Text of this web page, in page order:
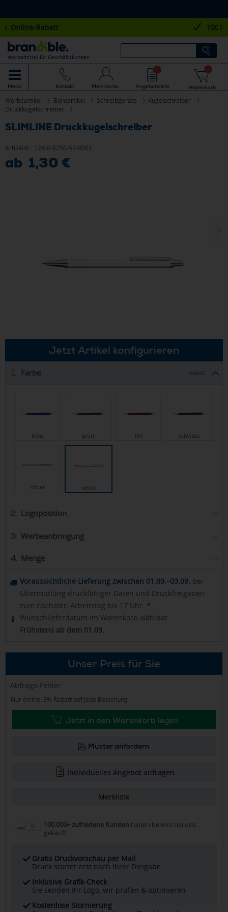
Werbemittel für Geschäftskunden
Menü Kontakt Mein Konto Angebotsliste Warenkorb
Werbeartikel Büroartikel Schreibgeräte
Kugelschreiber
Druckkugelschreiber
SLIMLINE Druckkugelschreiber
Artikelnr.: 124-0-8250-53-0001
ab 1,30 €
Jetzt Artikel konfigurieren
1. Farbe weiss
blau grün rot schwarz
silber weiss
2. Logoposition
3. Werbeanbringung
4. Menge
Voraussichtliche Lieferung zwischen 01.09.–03.09. bei
Übermittlung druckfähiger Daten und Druckfreigaben
zum nächsten Arbeitstag bis 17 Uhr. *
Wunschlieferdatum im Warenkorb wählbar.
Frühstens ab dem 01.09.
Unser Preis für Sie
Abfrage-Fehler
Nur online: 3% Rabatt auf jede Bestellung
Jetzt in den Warenkorb legen
Muster anfordern
Individuelles Angebot anfragen
Merkliste
100.000+ zufriedene Kunden haben bereits bei uns
gekauft
Gratis Druckvorschau per Mail
Druck startet erst nach Ihrer Freigabe
Inklusive Grafik-Check
Sie senden Ihr Logo, wir prüfen & optimieren
Kostenlose Stornierung